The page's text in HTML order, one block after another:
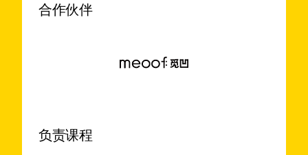
合作伙伴
负责课程